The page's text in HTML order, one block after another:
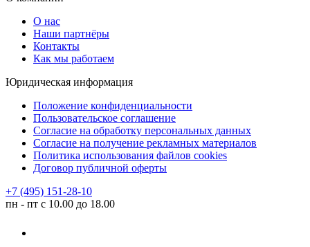
О нас
Наши партнёры
Контакты
Как мы работаем
Юридическая информация
Положение конфиденциальности
Пользовательское соглашение
Согласие на обработку персональных данных
Согласие на получение рекламных материалов
Политика использования файлов cookies
Договор публичной оферты
+7 (495) 151-28-10
пн - пт с 10.00 до 18.00